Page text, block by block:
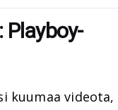
kuumaa videota,